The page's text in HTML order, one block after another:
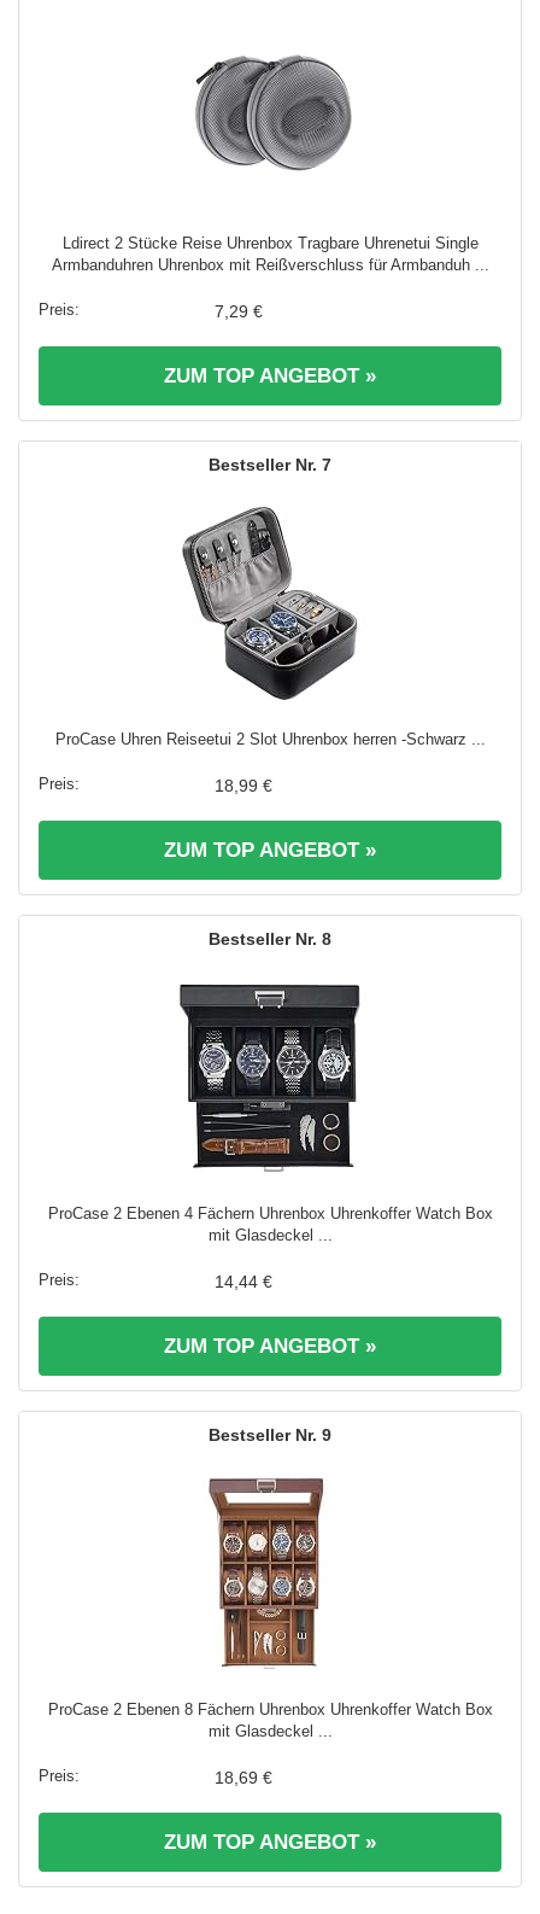
Ldirect 2 Stücke Reise Uhrenbox Tragbare Uhrenetui Single
Armbanduhren Uhrenbox mit Reißverschluss für Armbanduh ...
7,29 €
ZUM TOP ANGEBOT »
7
ProCase Uhren Reiseetui 2 Slot Uhrenbox herren -Schwarz ...
18,99 €
ZUM TOP ANGEBOT »
8
ProCase 2 Ebenen 4 Fächern Uhrenbox Uhrenkoffer Watch Box
mit Glasdeckel ...
14,44 €
ZUM TOP ANGEBOT »
9
ProCase 2 Ebenen 8 Fächern Uhrenbox Uhrenkoffer Watch Box
mit Glasdeckel ...
18,69 €
ZUM TOP ANGEBOT »